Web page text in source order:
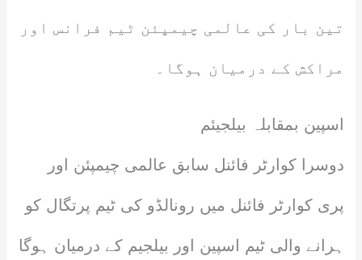
تین بار کی عالمی چیمپئن ٹیم فرانس اور
مراکش کے درمیان ہوگا۔
اسپین بمقابلہ بیلجیئم
دوسرا کوارٹر فائنل سابق عالمی چیمپئن اور
پری کوارٹر فائنل میں رونالڈو کی ٹیم پرتگال کو
ہرانے والی ٹیم اسپین اور بیلجیم کے درمیان ہوگا